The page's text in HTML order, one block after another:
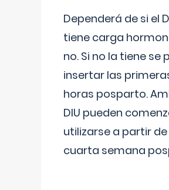
Dependerá de si el
tiene carga
no. Si no la tiene se
insertar las
horas posparto.
DIU pueden
utilizarse a partir de
cuarta semana